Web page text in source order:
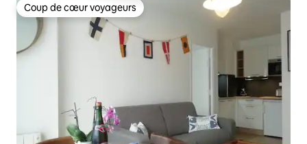
Coup de cœur voyageurs
Coup de cœur voyageurs